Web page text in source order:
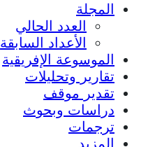
المجلة
العدد الحالي
الأعداد السابقة
الموسوعة الإفريقية
تقارير وتحليلات
تقدير موقف
دراسات وبحوث
ترجمات
المزيد